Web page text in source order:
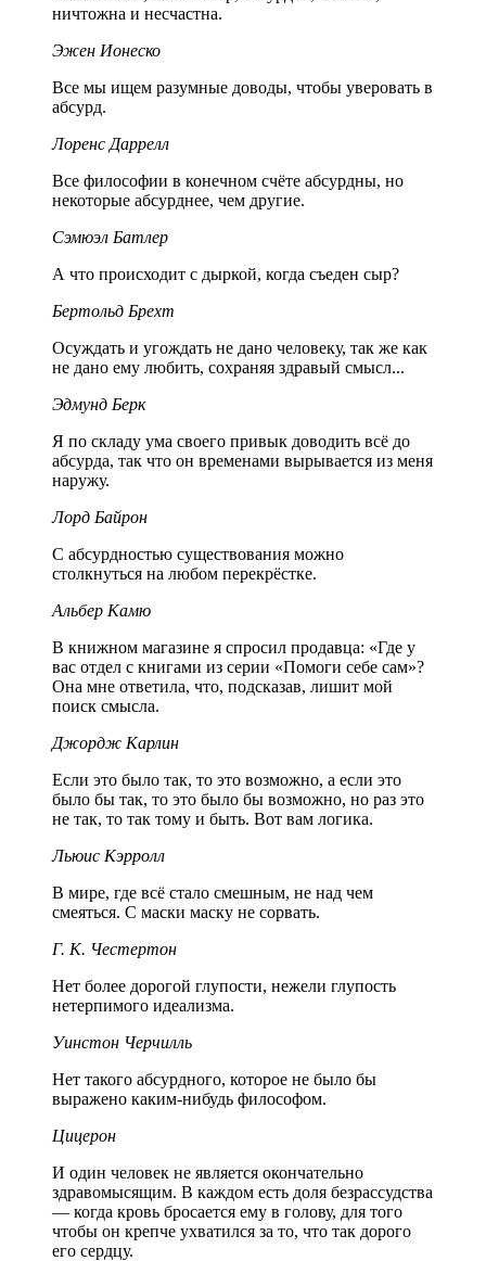
ничтожна и несчастна.
Эжен Ионеско
Все мы ищем разумные доводы, чтобы уверовать в
абсурд.
Лоренс Даррелл
Все философии в конечном счёте абсурдны, но
некоторые абсурднее, чем другие.
Сэмюэл Батлер
А что происходит с дыркой, когда съеден сыр?
Бертольд Брехт
Осуждать и угождать не дано человеку, так же как
не дано ему любить, сохраняя здравый смысл...
Эдмунд Берк
Я по складу ума своего привык доводить всё до
абсурда, так что он временами вырывается из меня
наружу.
Лорд Байрон
С абсурдностью существования можно
столкнуться на любом перекрёстке.
Альбер Камю
В книжном магазине я спросил продавца: «Где у
вас отдел с книгами из серии «Помоги себе сам»?
Она мне ответила, что, подсказав, лишит мой
поиск смысла.
Джордж Карлин
Если это было так, то это возможно, а если это
было бы так, то это было бы возможно, но раз это
не так, то так тому и быть. Вот вам логика.
Льюис Кэрролл
В мире, где всё стало смешным, не над чем
смеяться. С маски маску не сорвать.
Г. К. Честертон
Нет более дорогой глупости, нежели глупость
нетерпимого идеализма.
Уинстон Черчилль
Нет такого абсурдного, которое не было бы
выражено каким-нибудь философом.
Цицерон
И один человек не является окончательно
здравомысящим. В каждом есть доля безрассудства
— когда кровь бросается ему в голову, для того
чтобы он крепче ухватился за то, что так дорого
его сердцу.